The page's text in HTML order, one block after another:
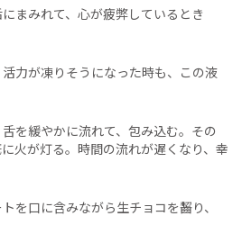
まみれて、心が疲弊しているとき
力が凍りそうになった時も、この液
を緩やかに流れて、包み込む。その
火が灯る。時間の流れが遅くなり、幸
を口に含みながら生チョコを齧り、